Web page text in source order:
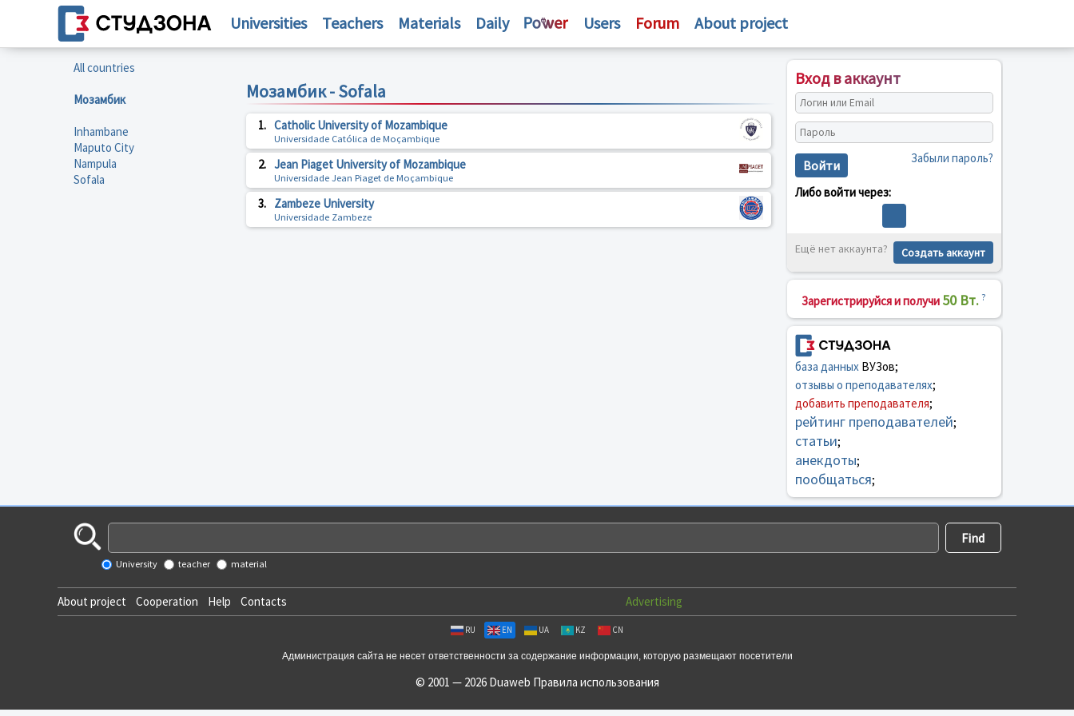
Universities Teachers Materials Daily Users Forum About project
All countries
Мозамбик
Inhambane
Maputo City
Nampula
Sofala
Мозамбик - Sofala
1. Catholic University of Mozambique
Universidade Católica de Moçambique
2. Jean Piaget University of Mozambique
Universidade Jean Piaget de Moçambique
3. Zambeze University
Universidade Zambeze
Вход в аккаунт
Войти Забыли пароль?
Либо войти через:
Ещё нет аккаунта? Создать аккаунт
Зарегистрируйся и получи 50 Вт. ?
база данныхВУЗов;
отзывы о преподавателях;
добавить преподавателя;
рейтинг преподавателей;
статьи;
анекдоты;
пообщаться;
University teacher material
About project Cooperation Help Contacts Advertising
RU EN UA KZ CN
Администрация сайта не несет ответственности за содержание информации, которую размещают посетители
© 2001 — 2026 Duaweb Правила использования